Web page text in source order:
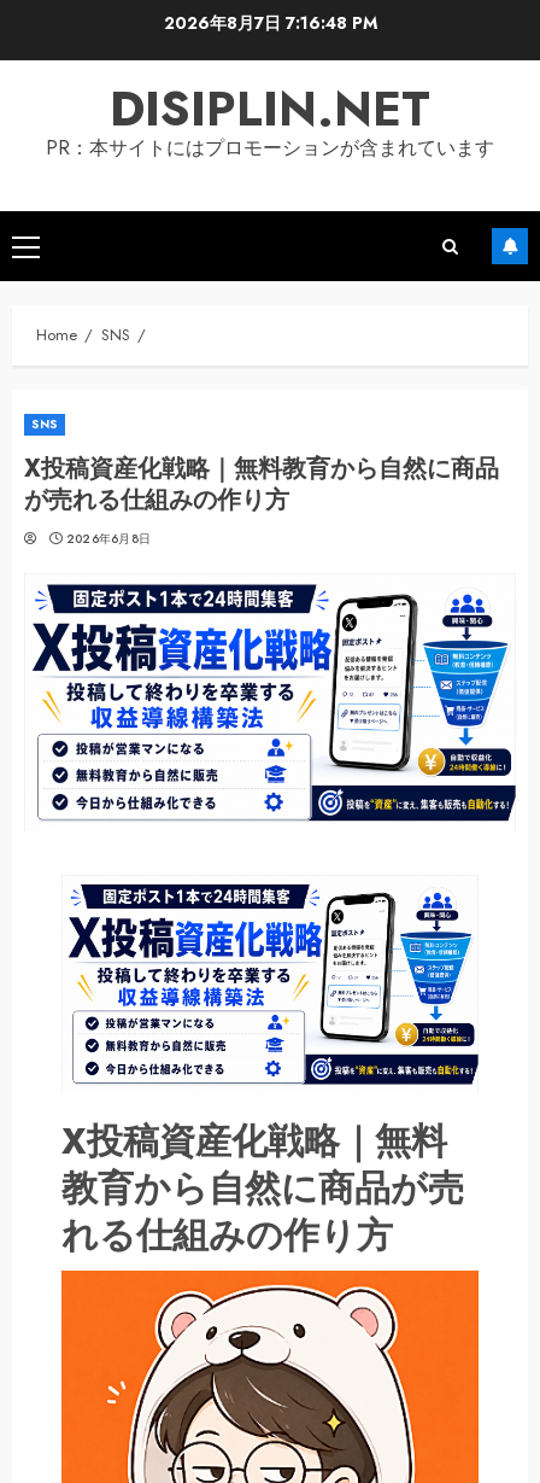
2026年8月7日 7:16:49 PM
DISIPLIN.NET
PR：本サイトにはプロモーションが含まれています
Primary
Menu
Home SNS
SNS
X投稿資産化戦略｜無料教育から自然に商品
が売れる仕組みの作り方
2026年6月8日
X投稿資産化戦略｜無料
教育から自然に商品が売
れる仕組みの作り方